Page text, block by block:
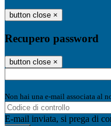
button close ×
Recupero password
button close ×
Non hai una e-mail associata al
E-mail inviata, si prega di